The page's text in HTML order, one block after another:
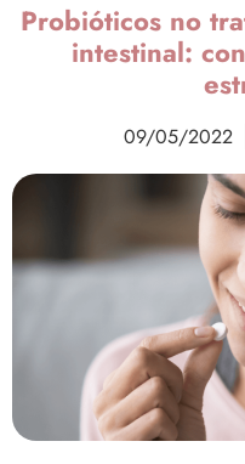
Probióticos no
intestinal:
09/05/2022